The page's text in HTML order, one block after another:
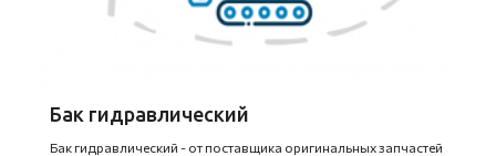
Бак гидравлический
Бак гидравлический - от поставщика оригинальных запчастей